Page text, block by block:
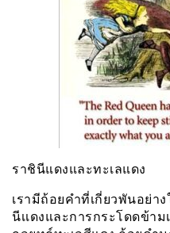
ราชินีแดงและทะเลแดง
เรามีถ้อยคำที่เกี่ยวพันอย่า
นีเเดงและการกระโดดข้า